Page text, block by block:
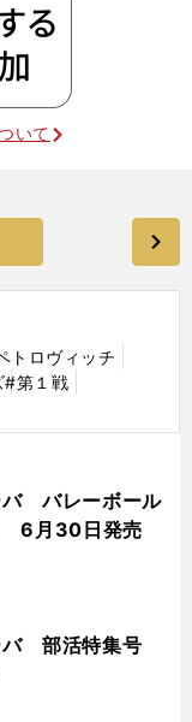
いて
トロヴィッチ
#第１戦
バ バレーボール
6月30日発売
バ 部活特集号